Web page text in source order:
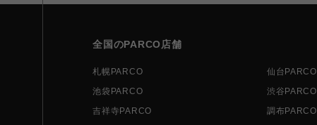
全国のPARCO店舗
札幌PARCO 仙台PARCO
池袋PARCO
渋谷PARCO
吉祥寺PARCO
調布PARCO